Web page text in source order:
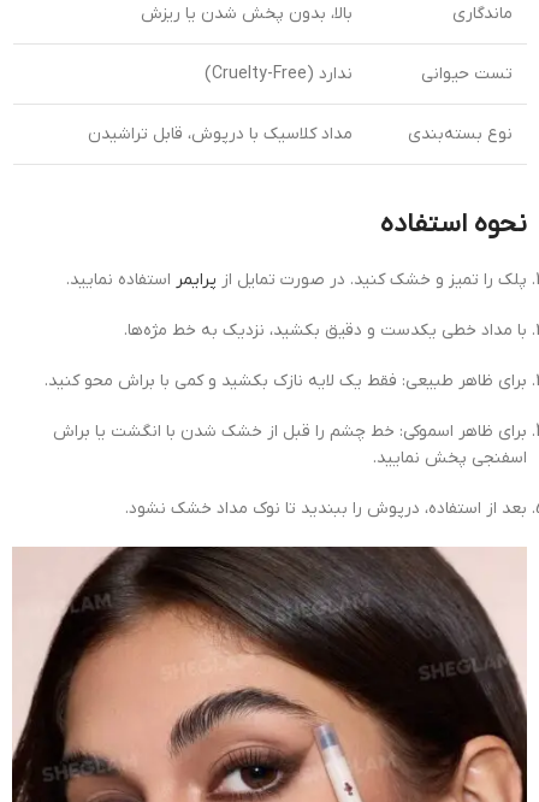
ماندگاری بالا، بدون پخش شدن یا ریزش
تست حیوانی ندارد (Cruelty-Free)
نوع بسته‌بندی مداد کلاسیک با درپوش، قابل تراشیدن
نحوه استفاده
پلک را تمیز و خشک کنید. در صورت تمایل از پرایمر استفاده نمایید.
با مداد خطی یکدست و دقیق بکشید، نزدیک به خط مژه‌ها.
برای ظاهر طبیعی: فقط یک لایه نازک بکشید و کمی با براش محو کنید.
برای ظاهر اسموکی: خط چشم را قبل از خشک شدن با انگشت یا براش
اسفنجی پخش نمایید.
بعد از استفاده، درپوش را ببندید تا نوک مداد خشک نشود.